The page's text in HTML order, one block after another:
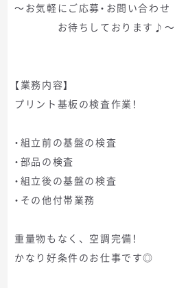
～お気軽にご応募・お問い合わせ
お待ちしております♪～
【業務内容】
プリント基板の検査作業！
・組立前の基盤の検査
・部品の検査
・組立後の基盤の検査
・その他付帯業務
重量物もなく、空調完備！
かなり好条件のお仕事です◎